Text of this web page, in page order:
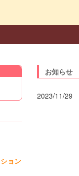
ョン
お知らせ
2023/11/29